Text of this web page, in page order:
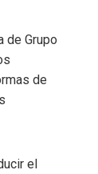
de Grupo
de
el